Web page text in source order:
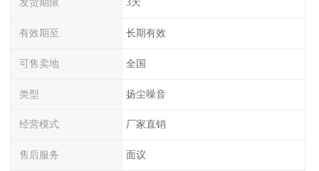
发货期限 3天
有效期至 长期有效
可售卖地 全国
类型 扬尘噪音
经营模式 厂家直销
售后服务 面议